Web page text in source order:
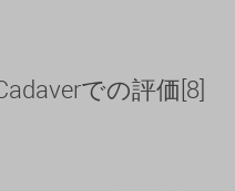
での評価[8]